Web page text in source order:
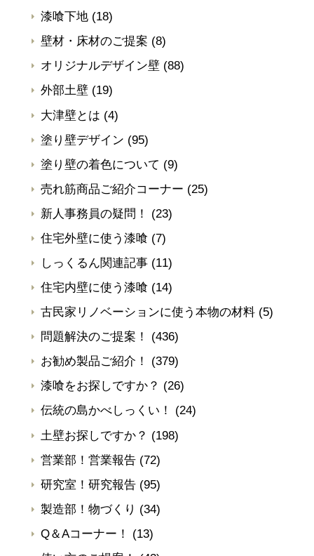
漆喰下地 (18)
壁材・床材のご提案 (8)
オリジナルデザイン壁 (88)
外部土壁 (19)
大津壁とは (4)
塗り壁デザイン (95)
塗り壁の着色について (9)
売れ筋商品ご紹介コーナー (25)
新人事務員の疑問！
(23)
住宅外壁に使う漆喰 (7)
しっくるん関連記事 (11)
住宅内壁に使う漆喰 (14)
古民家リノベーションに使う本物の材料 (5)
問題解決のご提案！
(436)
お勧め製品ご紹介！
(379)
漆喰をお探しですか？ (26)
伝統の島かべしっくい！
(24)
土壁お探しですか？ (198)
営業部！営業報告 (72)
研究室！研究報告 (95)
製造部！物づくり (34)
Q＆Aコーナー！
(13)